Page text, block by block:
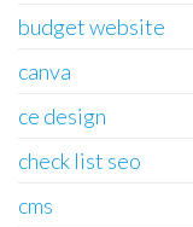
budget website
canva
ce design
check list seo
cms